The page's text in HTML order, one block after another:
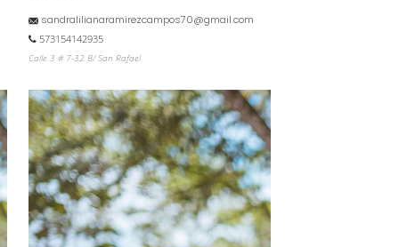
sandralilianaramirezcampos70@gmail.com
573154142935
Calle 3 # 7-32 B/ San Rafael